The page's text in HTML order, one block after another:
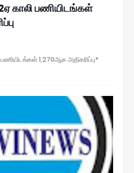
2ஏ காலி பணியிடங்கள்
பணியிடங்கள் 1,270ஆக அதிகரிப்பு*